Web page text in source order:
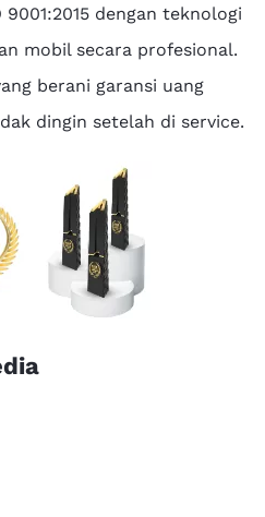
dengan teknologi
mobil secara profesional.
berani garansi uang
dingin setelah di service.